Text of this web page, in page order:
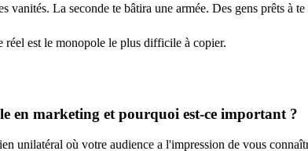
vanités. La seconde te bâtira une armée. Des gens prêts à
réel est le monopole le plus difficile à copier.
en marketing et pourquoi est-ce important ?
unilatéral où votre audience a l'impression de vous